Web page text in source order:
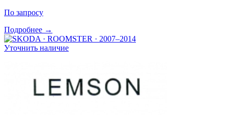
По запросу
Подробнее →
Уточнить наличие